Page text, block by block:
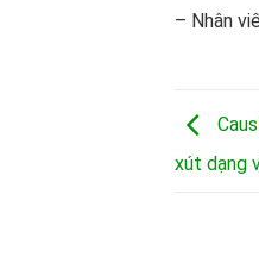
– Nhân
xút dạng